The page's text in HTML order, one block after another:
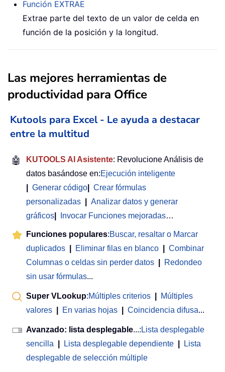
Función EXTRAE
Extrae parte del texto de un valor de celda en
función de la posición y la longitud.
Las mejores herramientas de
productividad para Office
Kutools para Excel - Le ayuda a destacar
entre la multitud
🤖 KUTOOLS AI Asistente: Revolucione Análisis de
datos basándose en:Ejecución inteligente
Generar código
Crear fórmulas
personalizadas
Analizar datos y generar
gráficos
Invocar Funciones mejoradas…
Funciones populares:Buscar, resaltar o Marcar
duplicados
Eliminar filas en blanco
Combinar
Columnas o celdas sin perder datos
Redondeo
sin usar fórmulas...
Super VLookup:Múltiples criterios
Múltiples
valores
En varias hojas Coincidencia difusa...
Avanzado: lista desplegable...: Lista desplegable
sencilla
Lista desplegable dependiente
Lista
desplegable de selección múltiple